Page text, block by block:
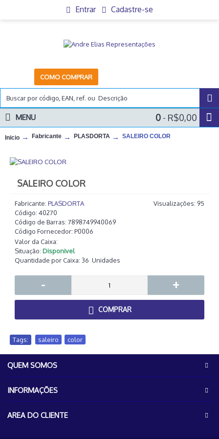
Entrar Cadastre-se
COMO COMPRAR
0 - R$0,00
MENU
Inicio Fabricante PLASDORTA SALEIRO COLOR
SALEIRO COLOR
Visualizações: 95
Fabricante: PLASDORTA
Código: 40270
Código de Barras: 7898749940069
Código Fornecedor: P0006
Valor da Caixa:
Situação: Disponivel
Quantidade por Caixa: 36 Unidades
- +
COMPRAR
Tags: saleiro color
QUEM SOMOS
INFORMAÇÕES
AREA DO CLIENTE